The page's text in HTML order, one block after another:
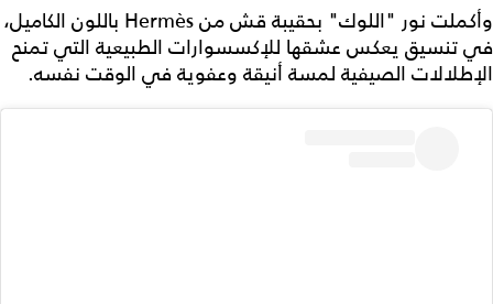
وأكملت نور "اللوك" بحقيبة قش من Hermès باللون الكاميل،
في تنسيق يعكس عشقها للإكسسوارات الطبيعية التي تمنح
الإطلالات الصيفية لمسة أنيقة وعفوية في الوقت نفسه.